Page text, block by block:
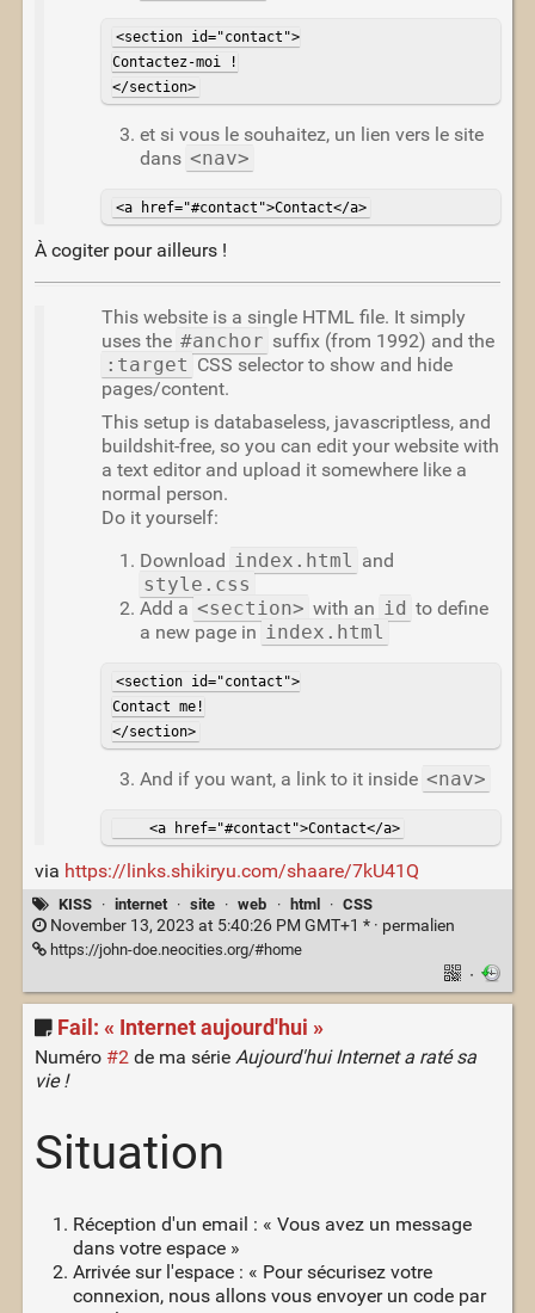
<section id="contact">
Contactez-moi !
</section>
et si vous le souhaitez, un lien vers le site
dans <nav>
<a href="#contact">Contact</a>
À cogiter pour ailleurs !
This website is a single HTML file. It simply
uses the #anchor suffix (from 1992) and the
:target CSS selector to show and hide
pages/content.
This setup is databaseless, javascriptless, and
buildshit-free, so you can edit your website with
a text editor and upload it somewhere like a
normal person.
Do it yourself:
Download index.html and
style.css
Add a <section> with an id to define
a new page in index.html
<section id="contact">
Contact me!
</section>
And if you want, a link to it inside <nav>
    <a href="#contact">Contact</a>
via https://links.shikiryu.com/shaare/7kU41Q
KISS · internet · site · web · html · CSS
November 13, 2023 at 5:40:26 PM GMT+1 * · permalien
https://john-doe.neocities.org/#home
·
Fail: « Internet aujourd'hui »
Numéro #2de ma série Aujourd'hui Internet a raté sa
vie !
Situation
Réception d'un email : « Vous avez un message
dans votre espace »
Arrivée sur l'espace : « Pour sécurisez votre
connexion, nous allons vous envoyer un code par